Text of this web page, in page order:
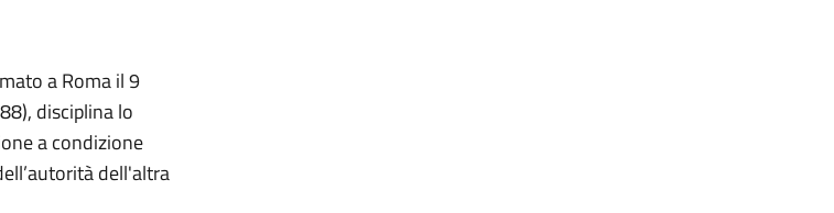
a Roma il 9
disciplina lo
a condizione
dell'altra